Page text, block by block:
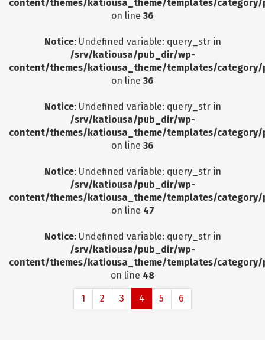
content/themes/katiousa_theme/templates/
on line 36
Notice: Undefined variable: query_str in
/srv/katiousa/pub_dir/wp-
content/themes/katiousa_theme/templates/
on line 36
Notice: Undefined variable: query_str in
/srv/katiousa/pub_dir/wp-
content/themes/katiousa_theme/templates/
on line 36
Notice: Undefined variable: query_str in
/srv/katiousa/pub_dir/wp-
content/themes/katiousa_theme/templates/
on line 47
Notice: Undefined variable: query_str in
/srv/katiousa/pub_dir/wp-
content/themes/katiousa_theme/templates/
on line 48
1 2 3 4 5 6